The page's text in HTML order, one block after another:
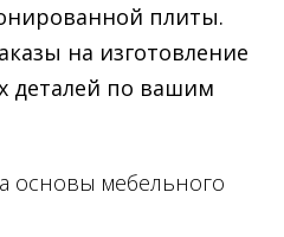
плиты.
на изготовление
деталей по вашим
основы мебельного